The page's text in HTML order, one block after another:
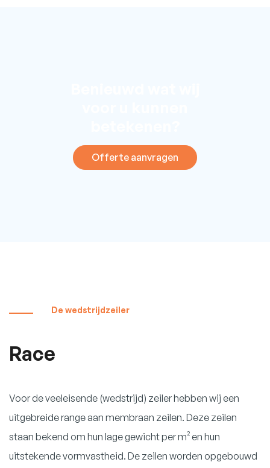
Offerte aanvragen
De wedstrijdzeiler
Race
Voor de veeleisende (wedstrijd) zeiler hebben wij een
uitgebreide range aan membraan zeilen. Deze zeilen
staan bekend om hun lage gewicht per m² en hun
uitstekende vormvastheid. De zeilen worden opgebouwd